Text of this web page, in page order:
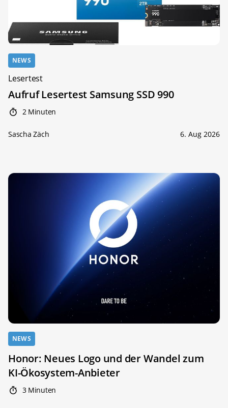
NEWS
Lesertest
Aufruf Lesertest Samsung SSD 990
2 Minuten
Sascha Zäch 6. Aug 2026
NEWS
Honor: Neues Logo und der Wandel zum
KI-Ökosystem-Anbieter
3 Minuten